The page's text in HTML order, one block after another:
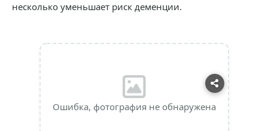
несколько уменьшает риск деменции.
Ошибка, фотография не обнаружена